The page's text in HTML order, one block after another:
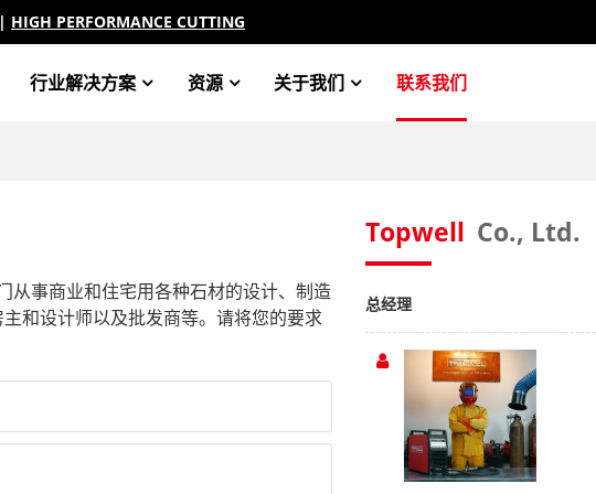
HIGH PERFORMANCE CUTTING
行业解决方案 资源 关于我们 联系我们
从事商业和住宅用各种石材的设计、制造
和设计师以及批发商等。请将您的要求
Topwell Co., Ltd.
总经理